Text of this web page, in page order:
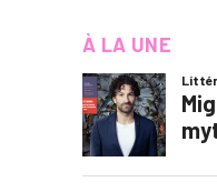
À LA UNE